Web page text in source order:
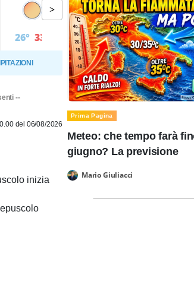
26° 33°
>
--
del 06/08/2026
inizia
Prima Pagina
Meteo: che tempo farà
giugno? La previsione
Mario Giuliacci